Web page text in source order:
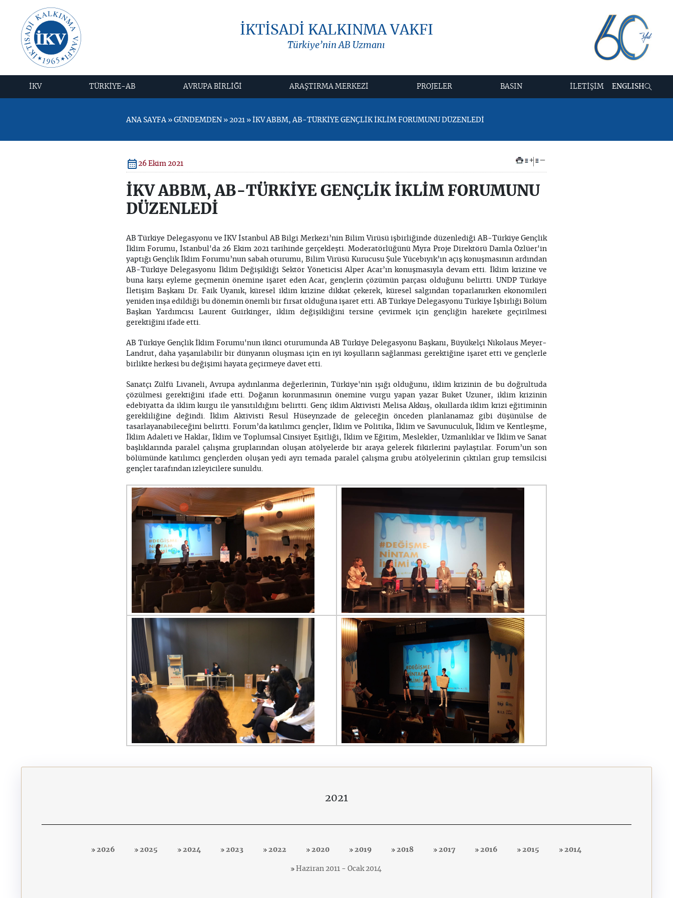
İKTİSADİ KALKINMA VAKFI
Türkiye’nin AB Uzmanı
İKV TÜRKİYE-AB AVRUPA BİRLİĞİ ARAŞTIRMA MERKEZİ PROJELER BASIN İLETİŞİM ENGLISH
ANA SAYFA » GÜNDEMDEN » 2021 » İKV ABBM, AB-TÜRKİYE GENÇLİK İKLİM FORUMUNU DÜZENLEDİ
26 Ekim 2021 + –
İKV ABBM, AB-TÜRKİYE GENÇLİK İKLİM FORUMUNU
DÜZENLEDİ
AB Türkiye Delegasyonu ve İKV İstanbul AB Bilgi Merkezi’nin Bilim Virüsü işbirliğinde düzenlediği AB-Türkiye Gençlik
İklim Forumu, İstanbul'da 26 Ekim 2021 tarihinde gerçekleşti. Moderatörlüğünü Myra Proje Direktörü Damla Özlüer'in
yaptığı Gençlik İklim Forumu’nun sabah oturumu, Bilim Virüsü Kurucusu Şule Yücebıyık’ın açış konuşmasının ardından
AB-Türkiye Delegasyonu İklim Değişikliği Sektör Yöneticisi Alper Acar’ın konuşmasıyla devam etti. İklim krizine ve
buna karşı eyleme geçmenin önemine işaret eden Acar, gençlerin çözümün parçası olduğunu belirtti. UNDP Türkiye
İletişim Başkanı Dr. Faik Uyanık, küresel iklim krizine dikkat çekerek, küresel salgından toparlanırken ekonomileri
yeniden inşa edildiği bu dönemin önemli bir fırsat olduğuna işaret etti. AB Türkiye Delegasyonu Türkiye İşbirliği Bölüm
Başkan Yardımcısı Laurent Guirkinger, iklim değişikliğini tersine çevirmek için gençliğin harekete geçirilmesi
gerektiğini ifade etti.
AB Türkiye Gençlik İklim Forumu'nun ikinci oturumunda AB Türkiye Delegasyonu Başkanı, Büyükelçi Nikolaus Meyer-
Landrut, daha yaşanılabilir bir dünyanın oluşması için en iyi koşulların sağlanması gerektiğine işaret etti ve gençlerle
birlikte herkesi bu değişimi hayata geçirmeye davet etti.
Sanatçı Zülfü Livaneli, Avrupa aydınlanma değerlerinin, Türkiye'nin ışığı olduğunu, iklim krizinin de bu doğrultuda
çözülmesi gerektiğini ifade etti. Doğanın korunmasının önemine vurgu yapan yazar Buket Uzuner, iklim krizinin
edebiyatta da iklim kurgu ile yansıtıldığını belirtti. Genç iklim Aktivisti Melisa Akkuş, okullarda iklim krizi eğitiminin
gerekliliğine değindi. İklim Aktivisti Resul Hüseynzade de geleceğin önceden planlanamaz gibi düşünülse de
tasarlayanabileceğini belirtti. Forum’da katılımcı gençler, İklim ve Politika, İklim ve Savunuculuk, İklim ve Kentleşme,
İklim Adaleti ve Haklar, İklim ve Toplumsal Cinsiyet Eşitliği, İklim ve Eğitim, Meslekler, Uzmanlıklar ve İklim ve Sanat
başlıklarında paralel çalışma gruplarından oluşan atölyelerde bir araya gelerek fikirlerini paylaştılar. Forum’un son
bölümünde katılımcı gençlerden oluşan yedi ayrı temada paralel çalışma grubu atölyelerinin çıktıları grup temsilcisi
gençler tarafından izleyicilere sunuldu.
2021
2026 2025 2024 2023 2022 2020 2019 2018 2017 2016 2015 2014
Haziran 2011 - Ocak 2014